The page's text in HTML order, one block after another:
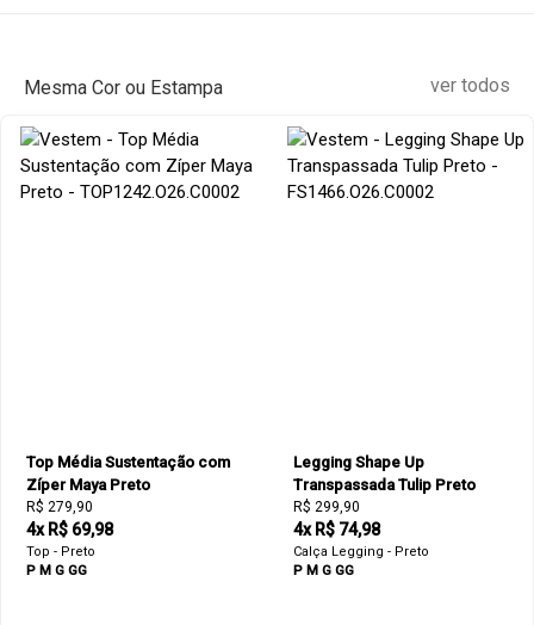
Mesma Cor ou Estampa ver todos
Top Média Sustentação com
Zíper Maya Preto
R$ 279,90
4x R$ 69,98
Top - Preto
P M G GG
Legging Shape Up
Transpassada Tulip Preto
R$ 299,90
4x R$ 74,98
Calça Legging - Preto
P M G GG